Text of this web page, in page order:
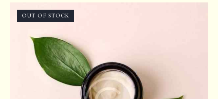
out of 5
OUT OF STOCK